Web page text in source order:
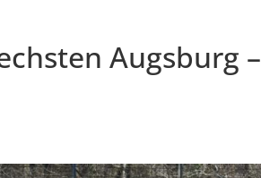
Augsburg –